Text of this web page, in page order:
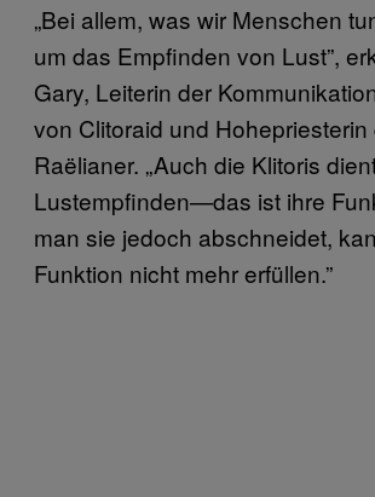
„Bei allem, was wir Menschen
um das Empfinden von Lust”,
Gary, Leiterin der
von Clitoraid und Hohepriesterin
Raëlianer. „Auch die Klitoris
Lustempfinden—das ist ihre
man sie jedoch abschneidet,
Funktion nicht mehr erfüllen.”